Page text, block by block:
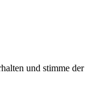
und stimme der